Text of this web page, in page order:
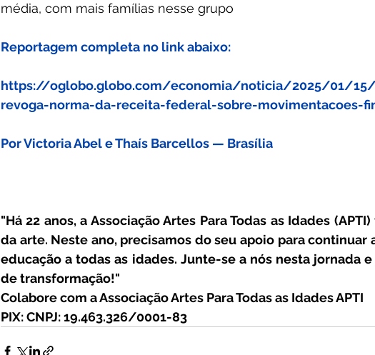
média, com mais famílias nesse grupo
Reportagem completa no link abaixo:
https://oglobo.globo.com/economia/noticia/2025/01/
revoga-norma-da-receita-federal-sobre-movimentacoes-
Por Victoria Abel e Thaís Barcellos — Brasília
"Há 22 anos, a Associação Artes Para Todas as Idades
da arte. Neste ano, precisamos do seu apoio para continuar
educação a todas as idades. Junte-se a nós nesta jornada
de transformação!"
Colabore com a Associação Artes Para Todas as Idades APTI
PIX: CNPJ: 19.463.326/0001-83